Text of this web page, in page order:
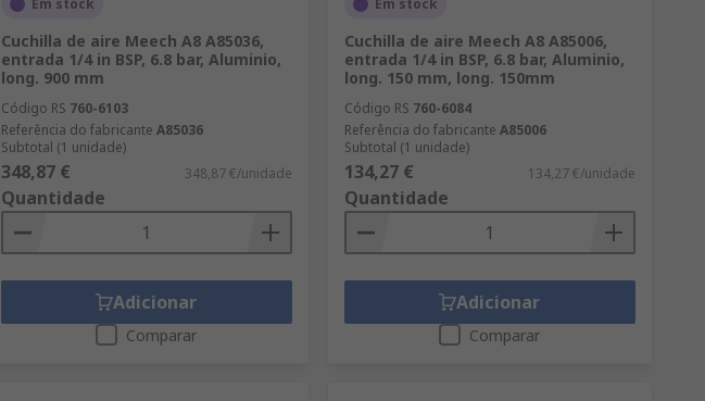
Em stock
Cuchilla de aire Meech A8 A85036,
entrada 1/4 in BSP, 6.8 bar, Aluminio,
long. 900 mm
Código RS 760-6103
Referência do fabricante A85036
Subtotal (1 unidade)
348,87 € 348,87 €/unidade
Quantidade
Adicionar
Comparar
Em stock
Cuchilla de aire Meech A8 A85006,
entrada 1/4 in BSP, 6.8 bar, Aluminio,
long. 150 mm, long. 150mm
Código RS 760-6084
Referência do fabricante A85006
Subtotal (1 unidade)
134,27 € 134,27 €/unidade
Quantidade
Adicionar
Comparar